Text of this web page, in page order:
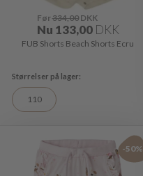
Før334,00DKK
Nu 133,00 DKK
FUB Shorts Beach Shorts Ecru
110
-50%